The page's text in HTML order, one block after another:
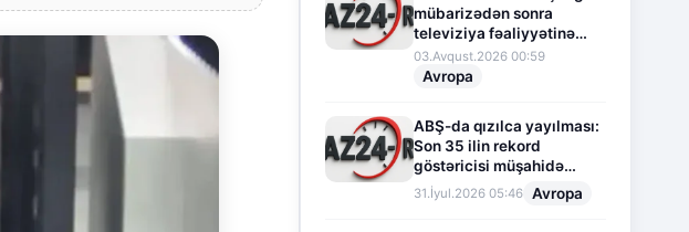
mübarizədən sonra
televiziya fəaliyyətinə
fasilə verir
03.Avqust.2026 00:59
Avropa
ABŞ-da qızılca yayılması:
Son 35 ilin rekord
göstəricisi müşahidə
olunur
31.İyul.2026 05:46 Avropa